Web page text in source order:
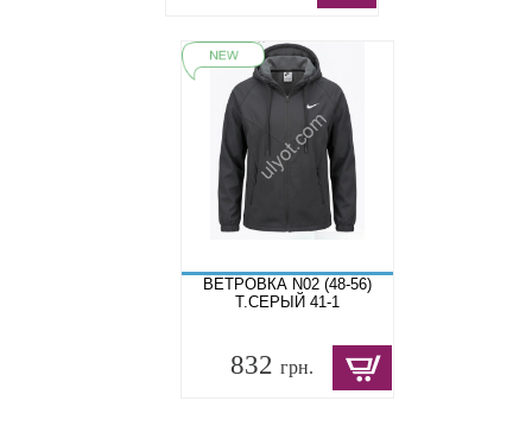
ВЕТРОВКА N02 (48-56)
Т.СЕРЫЙ 41-1
832 грн.